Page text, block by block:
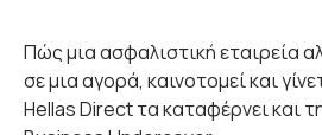
Πώς μια ασφαλιστική εταιρεία
σε μια αγορά, καινοτομεί και
Hellas Direct τα καταφέρνει και